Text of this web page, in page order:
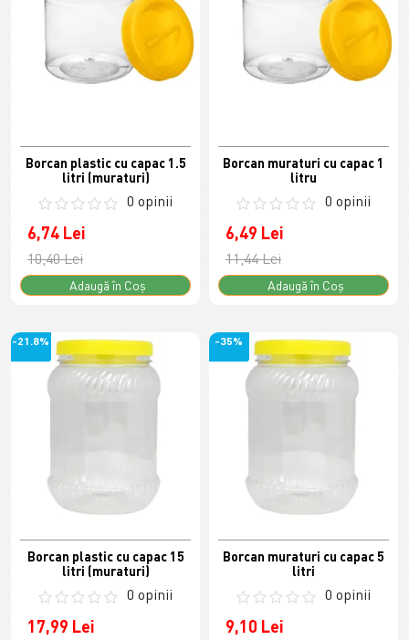
Borcan plastic cu capac 1.5
litri (muraturi)
0 opinii
6,74 Lei
10,40 Lei
Adaugă în Coş
Borcan muraturi cu capac 1
litru
0 opinii
6,49 Lei
11,44 Lei
Adaugă în Coş
-21.8%
Borcan plastic cu capac 15
litri (muraturi)
0 opinii
17,99 Lei
-35%
Borcan muraturi cu capac 5
litri
0 opinii
9,10 Lei